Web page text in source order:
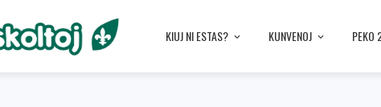
KIUJ NI ESTAS? KUNVENOJ PEKO